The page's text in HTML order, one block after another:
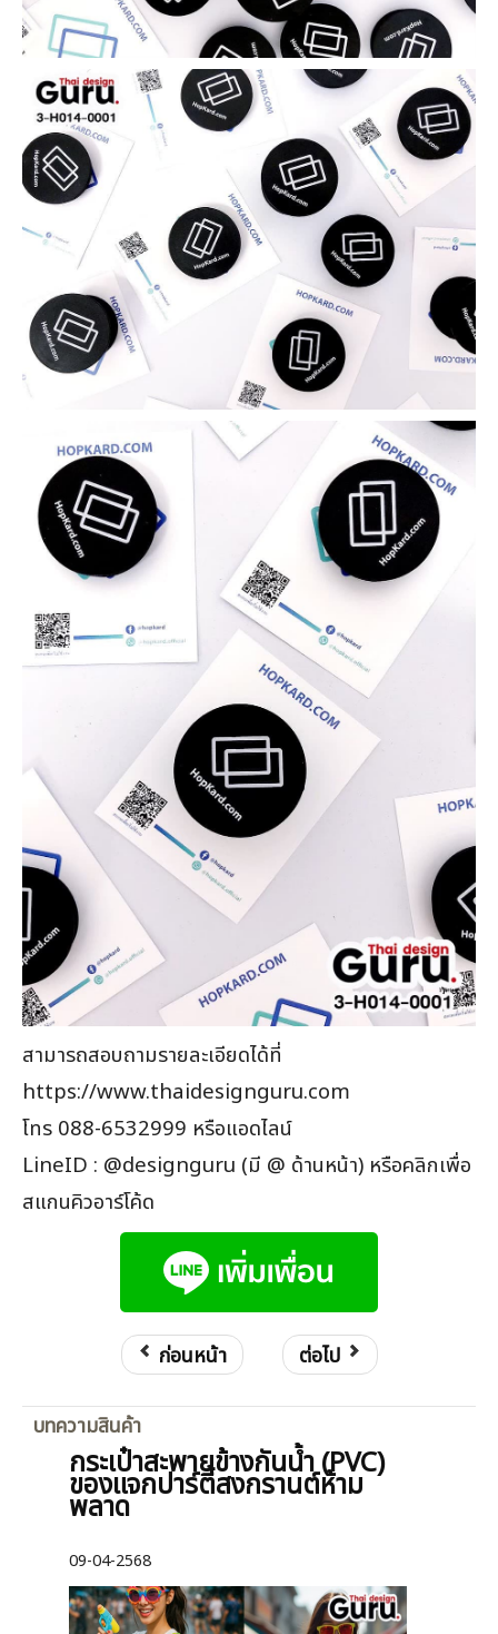
สามารถสอบถามรายละเอียดได้ที่
https://www.thaidesignguru.com
โทร 088-6532999 หรือแอดไลน์
LineID : @designguru (มี @ ด้านหน้า) หรือคลิกเพื่อ
สแกนคิวอาร์โค้ด
ก่อนหน้า ต่อไป
บทความสินค้า
กระเป๋าสะพายข้างกันน้ำ (PVC)
ของแจกปาร์ตี้สงกรานต์ห้าม
พลาด
09-04-2568